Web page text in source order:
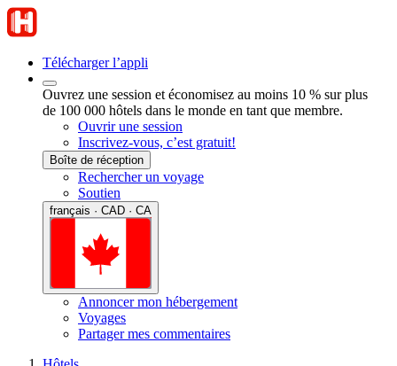
Télécharger l’appli
Ouvrez une session et économisez au moins 10 % sur plus
de 100 000 hôtels dans le monde en tant que membre.
Ouvrir une session
Inscrivez-vous, c’est gratuit!
Boîte de réception
Rechercher un voyage
Soutien
français · CAD · CA
Annoncer mon hébergement
Voyages
Partager mes commentaires